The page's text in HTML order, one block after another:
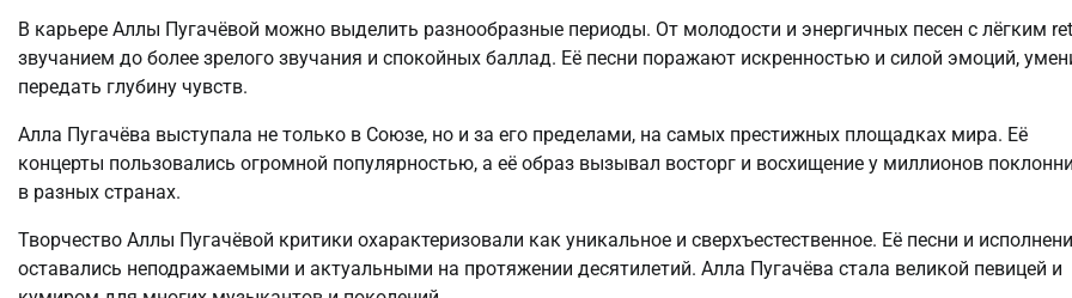
В карьере Аллы Пугачёвой можно выделить разнообразные периоды. От молодости и энергичных песен с лёгким
звучанием до более зрелого звучания и спокойных баллад. Её песни поражают искренностью и силой эмоций,
передать глубину чувств.
Алла Пугачёва выступала не только в Союзе, но и за его пределами, на самых престижных площадках мира. Её
концерты пользовались огромной популярностью, а её образ вызывал восторг и восхищение у миллионов
в разных странах.
Творчество Аллы Пугачёвой критики охарактеризовали как уникальное и сверхъестественное. Её песни и
оставались неподражаемыми и актуальными на протяжении десятилетий. Алла Пугачёва стала великой певицей и